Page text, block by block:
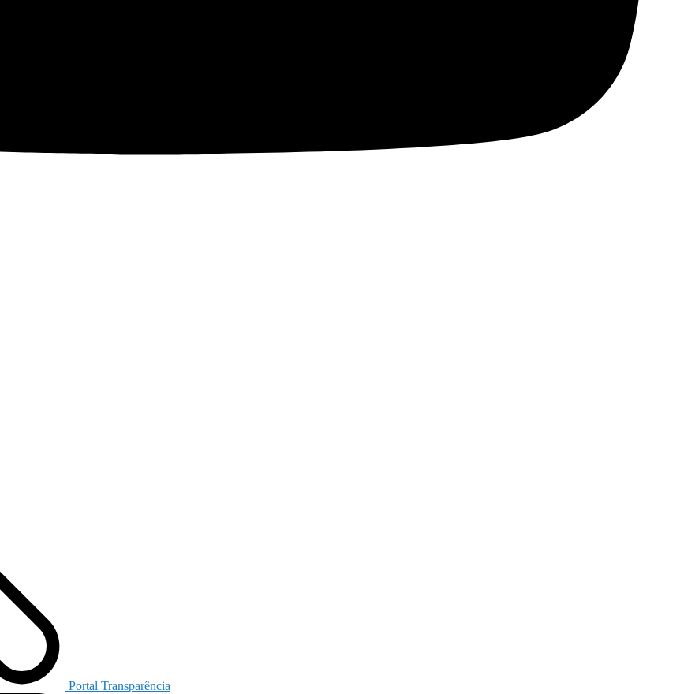
Portal Transparência